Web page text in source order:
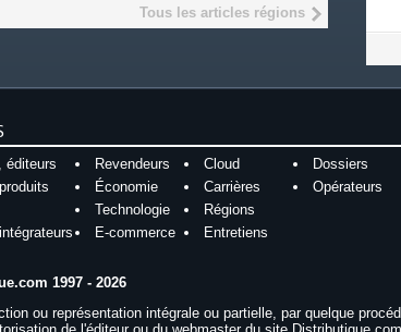
Tous les articles régions
éditeurs Revendeurs Cloud
Dossiers
Économie Carrières
Opérateurs
Technologie
Régions
E-commerce Entretiens
1997 - 2026
ou représentation intégrale ou partielle, par quelque